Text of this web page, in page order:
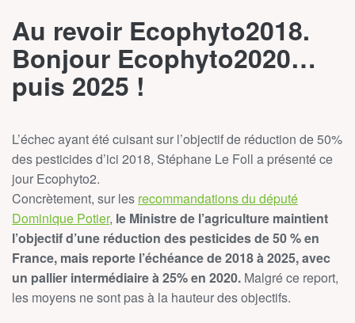
Au revoir Ecophyto2018.
Bonjour Ecophyto2020…
puis 2025 !
L’échec ayant été cuisant sur l’objectif de réduction de 50%
des pesticides d’ici 2018, Stéphane Le Foll a présenté ce
jour Ecophyto2.
Concrètement, sur les recommandations du député
Dominique Potier, le Ministre de l’agriculture maintient
l’objectif d’une réduction des pesticides de 50 % en
France, mais reporte l’échéance de 2018 à 2025, avec
un pallier intermédiaire à 25% en 2020. Malgré ce report,
les moyens ne sont pas à la hauteur des objectifs.